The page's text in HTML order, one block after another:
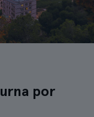
por